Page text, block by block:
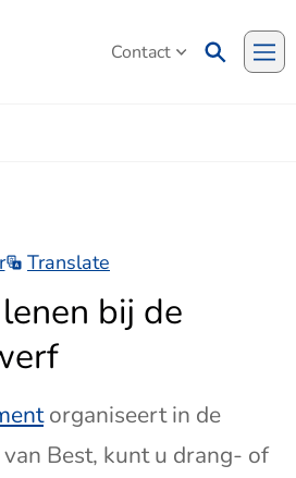
Contact
Translate
bij de
organiseert in de
Best, kunt u drang- of